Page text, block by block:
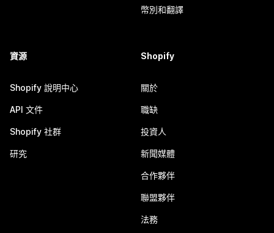
幣別和翻譯
資源
Shopify 說明中心
API 文件
Shopify 社群
研究
Shopify
關於
職缺
投資人
新聞媒體
合作夥伴
聯盟夥伴
法務